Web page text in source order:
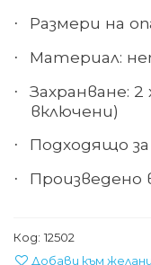
· Размери на
· Материал:
· Захранване: 2
включени)
· Подходящо за
· Произведено
Код: 12502
Добави към желани